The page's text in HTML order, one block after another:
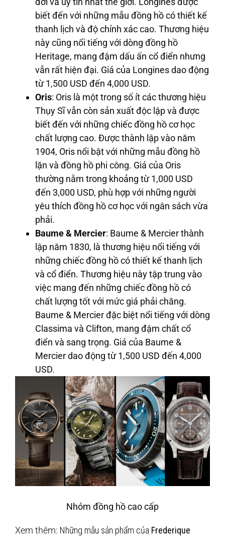
biết đến với những mẫu đồng hồ có thiết kế
thanh lịch và độ chính xác cao. Thương hiệu
này cũng nổi tiếng với dòng đồng hồ
Heritage, mang đậm dấu ấn cổ điển nhưng
vẫn rất hiện đại. Giá của Longines dao động
từ 1,500 USD đến 4,000 USD.
Oris: Oris là một trong số ít các thương hiệu
Thụy Sĩ vẫn còn sản xuất độc lập và được
biết đến với những chiếc đồng hồ cơ học
chất lượng cao. Được thành lập vào năm
1904, Oris nổi bật với những mẫu đồng hồ
lặn và đồng hồ phi công. Giá của Oris
thường nằm trong khoảng từ 1,000 USD
đến 3,000 USD, phù hợp với những người
yêu thích đồng hồ cơ học với ngân sách vừa
phải.
Baume & Mercier: Baume & Mercier thành
lập năm 1830, là thương hiệu nổi tiếng với
những chiếc đồng hồ có thiết kế thanh lịch
và cổ điển. Thương hiệu này tập trung vào
việc mang đến những chiếc đồng hồ có
chất lượng tốt với mức giá phải chăng.
Baume & Mercier đặc biệt nổi tiếng với dòng
Classima và Clifton, mang đậm chất cổ
điển và sang trọng. Giá của Baume &
Mercier dao động từ 1,500 USD đến 4,000
USD.
Nhóm đồng hồ cao cấp
Xem thêm: Những mẫu sản phẩm của Frederique